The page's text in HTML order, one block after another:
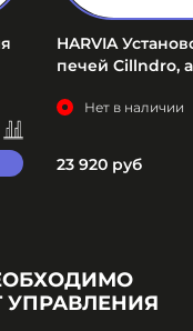
HARVIA
печей Cillndro,
Нет в наличии
23 920 руб
УПРАВЛЕНИЯ